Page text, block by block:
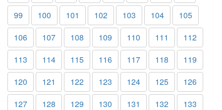
99 100 101 102 103 104
105
106
107 108 109 110 111
112
113
114 115 116 117 118
119
120
121 122 123 124 125
126
127
128 129 130 131 132
133